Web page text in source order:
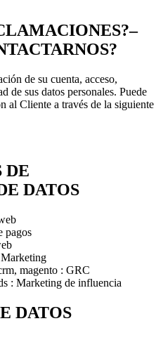
de su cuenta, acceso,
de sus datos personales. Puede
al Cliente a través de la siguiente
DE
DATOS
pagos
magento : GRC
: Marketing de influencia
DATOS